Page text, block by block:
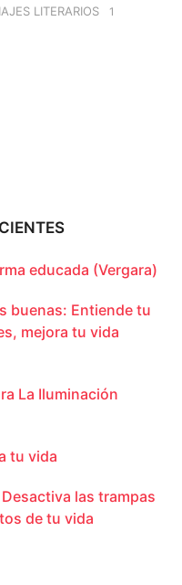
LITERARIOS 1
educada (Vergara)
buenas: Entiende tu
mejora tu vida
La Iluminación
tu vida
las trampas
de tu vida